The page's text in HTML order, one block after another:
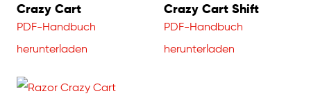
Crazy Cart
PDF-Handbuch
herunterladen
Crazy Cart Shift
PDF-Handbuch
herunterladen